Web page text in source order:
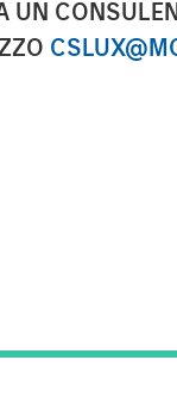
commitments